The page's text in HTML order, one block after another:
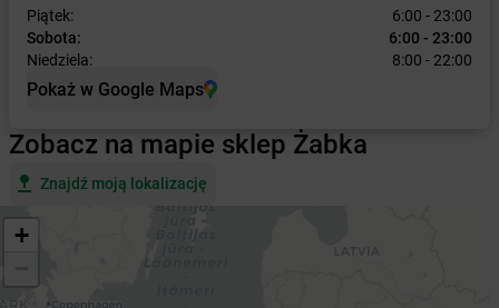
Piątek:
6:00 - 23:00
Sobota:
6:00 - 23:00
Niedziela:
8:00 - 22:00
Pokaż w Google Maps
Zobacz na mapie sklep Żabka
Znajdź moją lokalizację
+